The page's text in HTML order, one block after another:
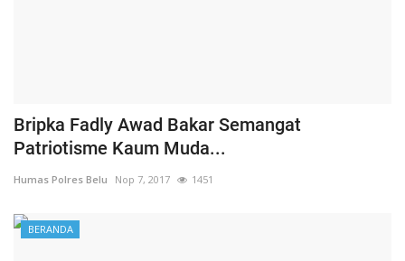
Bripka Fadly Awad Bakar Semangat
Patriotisme Kaum Muda...
Humas Polres Belu Nop 7, 2017 1451
BERANDA